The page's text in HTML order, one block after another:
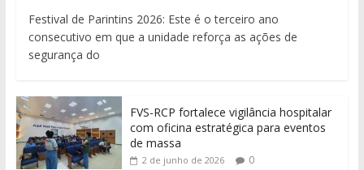
Festival de Parintins 2026: Este é o terceiro ano
consecutivo em que a unidade reforça as ações de
segurança do
FVS-RCP fortalece vigilância hospitalar
com oficina estratégica para eventos
de massa
2 de junho de 2026 0